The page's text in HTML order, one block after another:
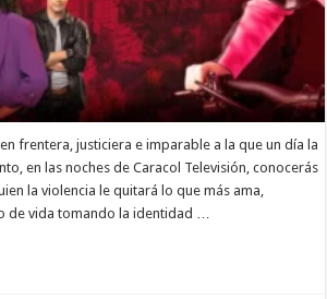
frentera, justiciera e imparable a la que un día la
en las noches de Caracol Televisión, conocerás
la violencia le quitará lo que más ama,
de vida tomando la identidad …